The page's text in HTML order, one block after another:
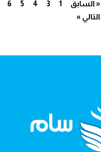
« السابق 1
3
4
5
6
التالي »